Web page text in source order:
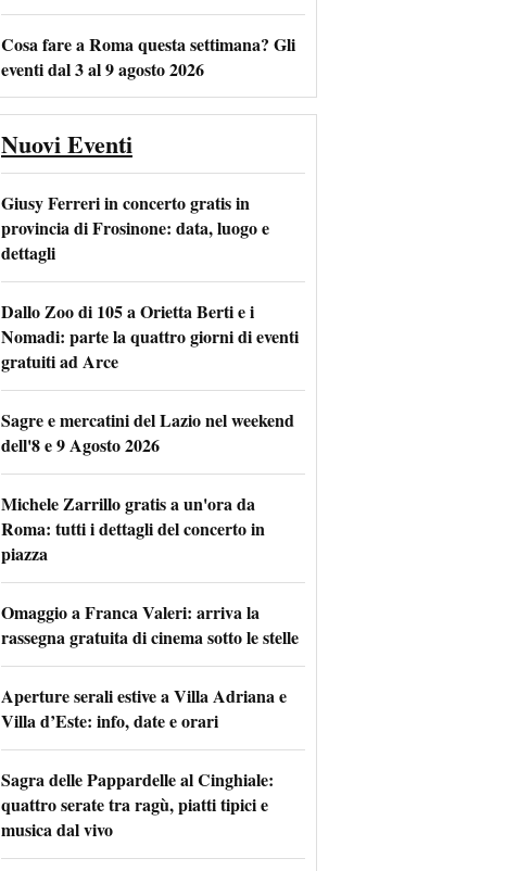
Cosa fare a Roma questa settimana? Gli
eventi dal 3 al 9 agosto 2026
Nuovi Eventi
Giusy Ferreri in concerto gratis in
provincia di Frosinone: data, luogo e
dettagli
Dallo Zoo di 105 a Orietta Berti e i
Nomadi: parte la quattro giorni di eventi
gratuiti ad Arce
Sagre e mercatini del Lazio nel weekend
dell'8 e 9 Agosto 2026
Michele Zarrillo gratis a un'ora da
Roma: tutti i dettagli del concerto in
piazza
Omaggio a Franca Valeri: arriva la
rassegna gratuita di cinema sotto le stelle
Aperture serali estive a Villa Adriana e
Villa d’Este: info, date e orari
Sagra delle Pappardelle al Cinghiale:
quattro serate tra ragù, piatti tipici e
musica dal vivo